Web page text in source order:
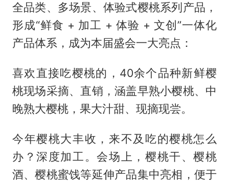
全品类、多场景、体验式樱桃系列产品，
形成“鲜食 + 加工 + 体验 + 文创”一体化
产品体系，成为本届盛会一大亮点：
喜欢直接吃樱桃的，40余个品种新鲜樱
桃现场采摘、直销，涵盖早熟小樱桃、中
晚熟大樱桃，果大汁甜、现摘现尝。
今年樱桃大丰收，来不及吃的樱桃怎么
办？深度加工。会场上，樱桃干、樱桃
酒、樱桃蜜饯等延伸产品集中亮相，便于